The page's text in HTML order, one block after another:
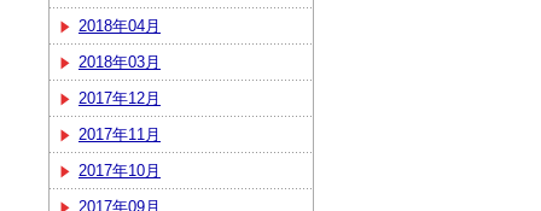
2018年04月
2018年03月
2017年12月
2017年11月
2017年10月
2017年09月